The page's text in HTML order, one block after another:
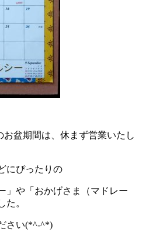
盆期間は、休まず営業いたし
にぴったりの
」や「おかげさま（マドレー
た。
さい(*^-^*)